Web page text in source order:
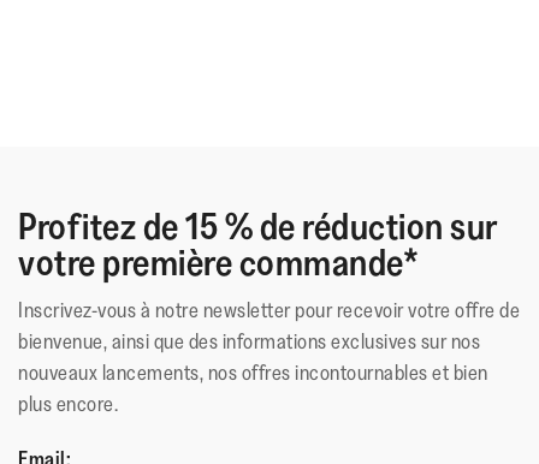
Profitez de 15 % de réduction sur
votre première commande*
Inscrivez-vous à notre newsletter pour recevoir votre offre de
bienvenue, ainsi que des informations exclusives sur nos
nouveaux lancements, nos offres incontournables et bien
plus encore.